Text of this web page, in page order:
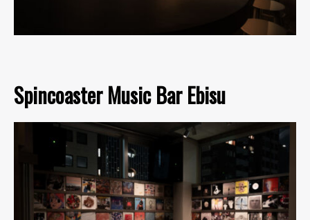
Spincoaster Music Bar Ebisu